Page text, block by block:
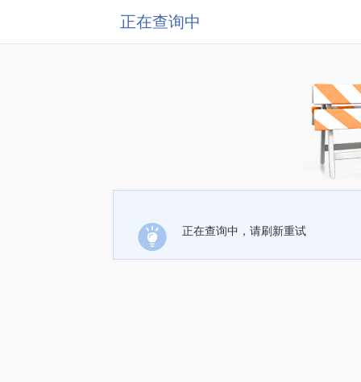
正在查询中
正在查询中，请刷新重试